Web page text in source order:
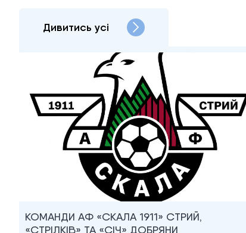
Дивитись усі
КОМАНДИ АФ «СКАЛА 1911» СТРИЙ,
«СТРІЛКІВ» ТА «СІЧ» ДОБРЯНИ